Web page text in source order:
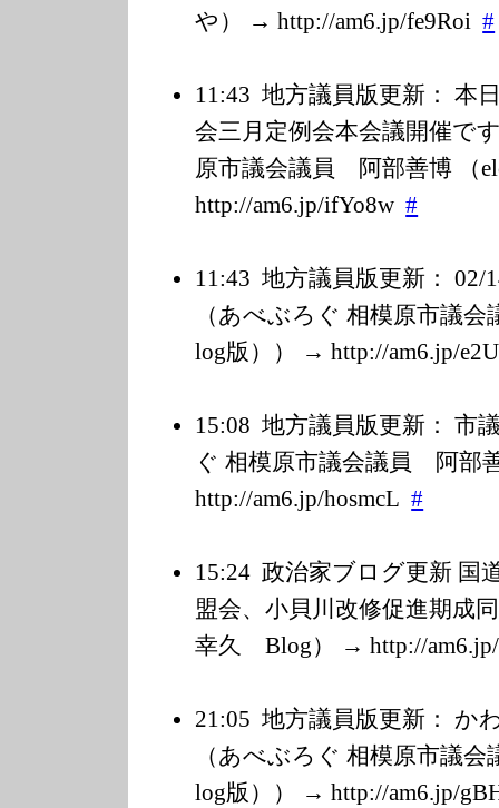
や） → http://am6.jp/fe9Roi #
11:43 地方議員版更新： 本
会三月定例会本会議開催で
原市議会議員 阿部善博 （
http://am6.jp/ifYo8w #
11:43 地方議員版更新：
（あべぶろぐ 相模原市議
log版）） → http://am6.jp/e
15:08 地方議員版更新： 市
ぐ 相模原市議会議員 阿部
http://am6.jp/hosmcL #
15:24 政治家ブログ更新 国
盟会、小貝川改修促進期成
幸久 Blog） → http://
21:05 地方議員版更新： か
（あべぶろぐ 相模原市議
log版）） → http://am6.jp/g